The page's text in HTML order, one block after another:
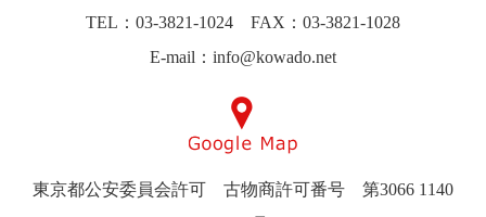
TEL：03-3821-1024 FAX：03-3821-1028
E-mail：info@kowado.net
東京都公安委員会許可 古物商許可番号 第3066 1140